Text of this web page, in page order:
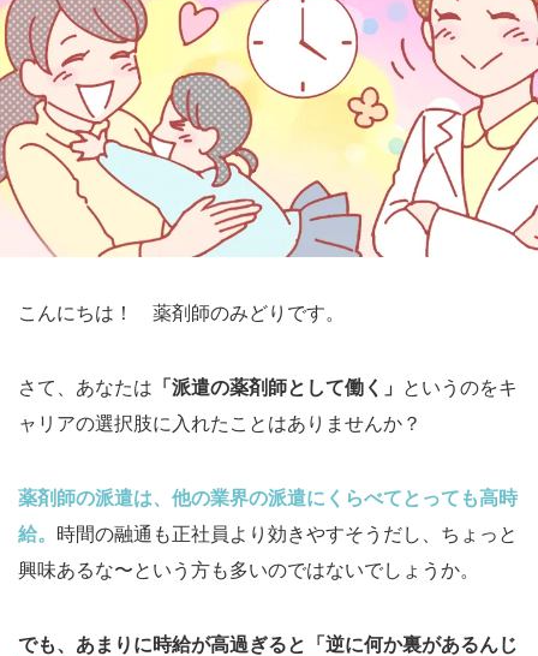
こんにちは！ 薬剤師のみどりです。
さて、あなたは 「派遣の薬剤師として働く」
というのをキ
ャリアの選択肢に入れたことはありませんか？
薬剤師の派遣は、他の業界の派遣にくらべてとっても高時
給。 時間の融通も正社員より効きやすそうだし、ちょっと
興味あるな〜という方も多いのではないでしょうか。
でも、あまりに時給が高過ぎると「逆に何か裏があるんじ